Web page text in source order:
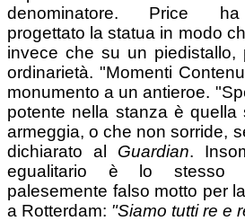
denominatore. Price ha
progettato la statua in modo
invece che su un piedistallo,
ordinarietà. "Momenti
monumento a un antieroe.
potente nella stanza è quella
armeggia, o che non sorride,
dichiarato al Guardian.
egualitario è lo stesso
palesemente falso motto per
a Rotterdam: "Siamo tutti re e